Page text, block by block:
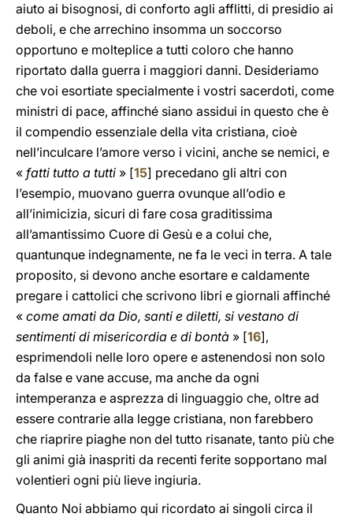
aiuto ai bisognosi, di conforto agli afflitti, di presidio ai
deboli, e che arrechino insomma un soccorso
opportuno e molteplice a tutti coloro che hanno
riportato dalla guerra i maggiori danni. Desideriamo
che voi esortiate specialmente i vostri sacerdoti, come
ministri di pace, affinché siano assidui in questo che è
il compendio essenziale della vita cristiana, cioè
nell’inculcare l’amore verso i vicini, anche se nemici, e
« fatti tutto a tutti » [15] precedano gli altri con
l’esempio, muovano guerra ovunque all’odio e
all’inimicizia, sicuri di fare cosa graditissima
all’amantissimo Cuore di Gesù e a colui che,
quantunque indegnamente, ne fa le veci in terra. A tale
proposito, si devono anche esortare e caldamente
pregare i cattolici che scrivono libri e giornali affinché
« come amati da Dio, santi e diletti, si vestano di
sentimenti di misericordia e di bontà » [16],
esprimendoli nelle loro opere e astenendosi non solo
da false e vane accuse, ma anche da ogni
intemperanza e asprezza di linguaggio che, oltre ad
essere contrarie alla legge cristiana, non farebbero
che riaprire piaghe non del tutto risanate, tanto più che
gli animi già inaspriti da recenti ferite sopportano mal
volentieri ogni più lieve ingiuria.
Quanto Noi abbiamo qui ricordato ai singoli circa il